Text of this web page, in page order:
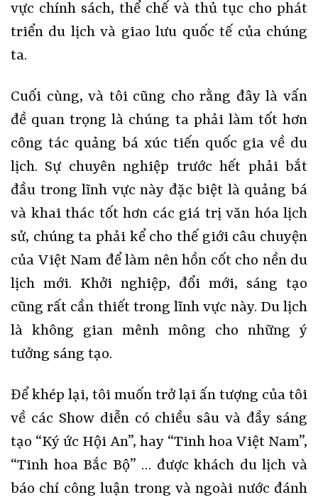
vực chính sách, thể chế và thủ tục cho phát
triển du lịch và giao lưu quốc tế của chúng
ta.
Cuối cùng, và tôi cũng cho rằng đây là vấn
đề quan trọng là chúng ta phải làm tốt hơn
công tác quảng bá xúc tiến quốc gia về du
lịch. Sự chuyên nghiệp trước hết phải bắt
đầu trong lĩnh vực này đặc biệt là quảng bá
và khai thác tốt hơn các giá trị văn hóa lịch
sử, chúng ta phải kể cho thế giới câu chuyện
của Việt Nam để làm nên hồn cốt cho nền du
lịch mới. Khởi nghiệp, đổi mới, sáng tạo
cũng rất cần thiết trong lĩnh vực này. Du lịch
là không gian mênh mông cho những ý
tưởng sáng tạo.
Để khép lại, tôi muốn trở lại ấn tượng của tôi
về các Show diễn có chiều sâu và đầy sáng
tạo “Ký ức Hội An”, hay “Tinh hoa Việt Nam”,
“Tinh hoa Bắc Bộ” … được khách du lịch và
báo chí công luận trong và ngoài nước đánh